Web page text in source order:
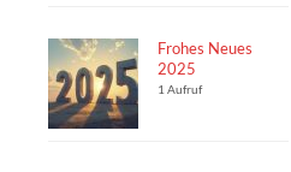
Frohes Neues
2025
1 Aufruf